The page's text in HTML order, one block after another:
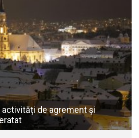
de agrement și